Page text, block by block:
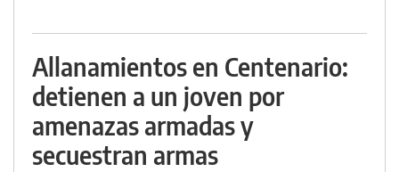
Allanamientos en Centenario:
detienen a un joven por
amenazas armadas y
secuestran armas